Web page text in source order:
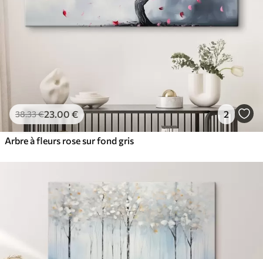
38.33€23.00 € 2
Arbre à fleurs rose sur fond gris